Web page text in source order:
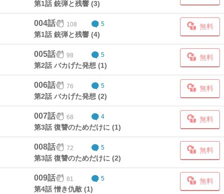
第1話 銃弾と残響 (3)
004話 108 5
第1話 銃弾と残響 (4)
無料
005話 98 5
第2話 バカげた発想 (1)
無料
006話 76 5
第2話 バカげた発想 (2)
無料
007話 68 4
第3話 復讐のためだけに (1)
無料
008話 72 5
第3話 復讐のためだけに (2)
無料
009話 81 5
第4話 憎き仇敵 (1)
無料